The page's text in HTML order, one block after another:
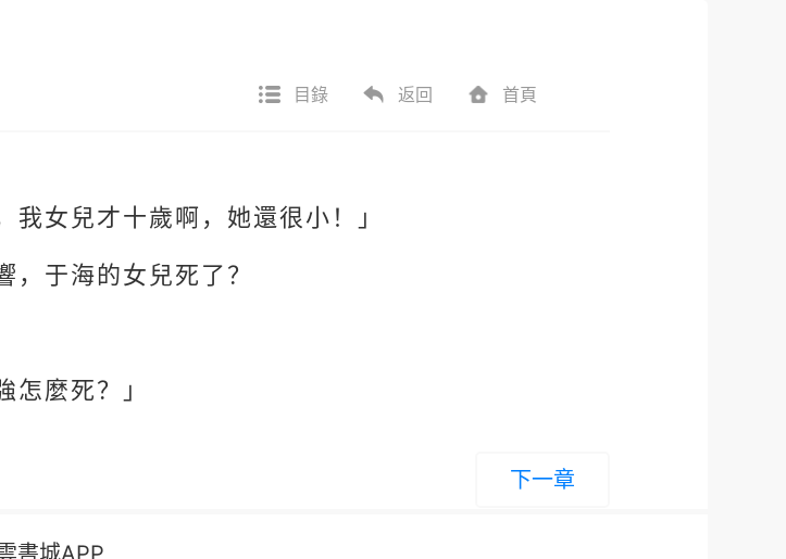
目錄 返回 首頁
我女兒才十歲啊，她還很小！」
，于海的女兒死了？
麼死？」
下一章
書城APP